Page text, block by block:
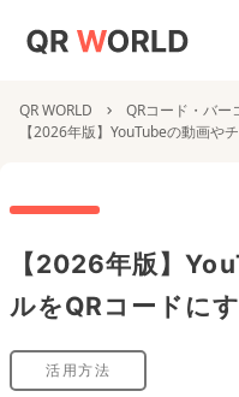
QR WORLD
QRコード・バー
【2026年版】YouTubeの動画や
【2026年版】
ルをQRコードに
活用方法